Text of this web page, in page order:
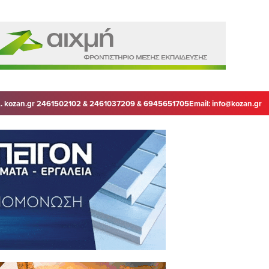
kozan.gr 2461502102 & 2461037209 & 6945651705Email:info@kozan.gr